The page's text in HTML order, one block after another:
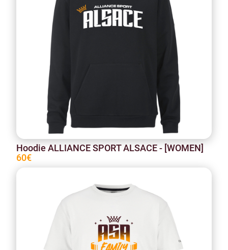
Hoodie ALLIANCE SPORT ALSACE - [WOMEN]
60€